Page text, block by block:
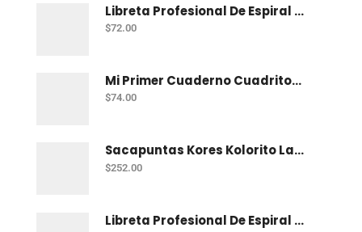
Libreta Profesional De Espiral Norma Color 100 H C-7
$72.00
Mi Primer Cuaderno Cuadritos "A" (10Mm) 50 Hojas Norma
$74.00
Sacapuntas Kores Kolorito Lapiz 1 Orif C/20
$252.00
Libreta Profesional De Espiral Printaform Arcoiris Pastel 100 H Ry